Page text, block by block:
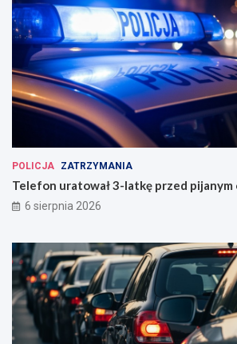
POLICJA ZATRZYMANIA
Telefon uratował 3-latkę przed pijanym
6 sierpnia 2026